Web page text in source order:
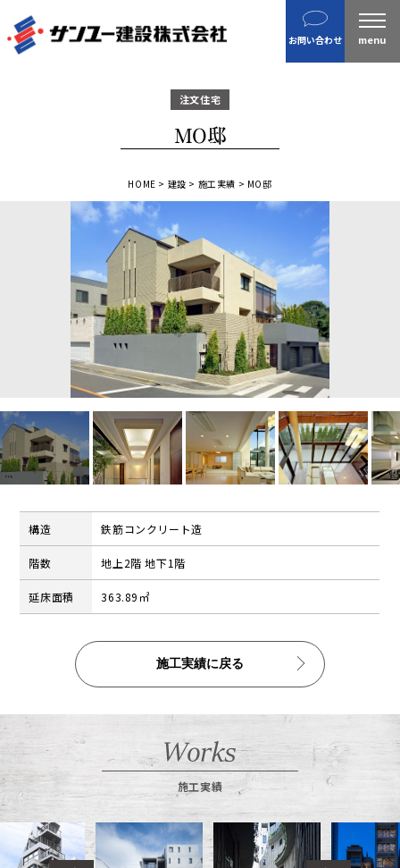
お問い合わせ
建設
私たちの目指す姿 / CSR
財務情報
株主総会招集通知など
株式インフォメーション
学生の皆さまへ
会社の特徴
採用情報
（請求書関係はコチラ）
（請求書用紙ダウンロードはコチラ）
会社案内ダウンロード（PDF）
注文住宅
MO邸
HOME > 建設 > 施工実績 > MO邸
構造 鉄筋コンクリート造
階数 地上2階 地下1階
延床面積 363.89㎡
施工実績に戻る
施工実績